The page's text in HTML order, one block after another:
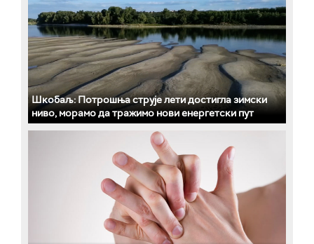
Шкобаљ: Потрошња струје лети достигла зимски
ниво, морамо да тражимо нови енергетски пут